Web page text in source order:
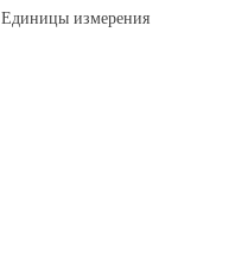
Единицы измерения